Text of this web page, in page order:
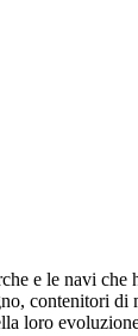
e le navi che
contenitori di
loro